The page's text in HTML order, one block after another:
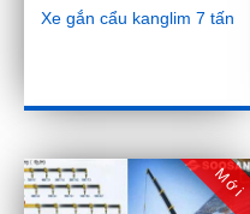
Xe gắn cẩu kanglim 7 tấn
Mới